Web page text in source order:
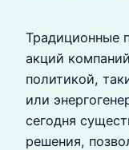
Традиционные
акций
политикой,
или
сегодня
решения,